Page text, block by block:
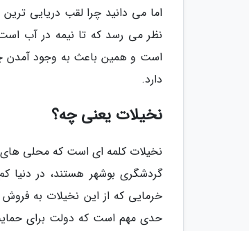
اما می دانید چرا لقب دریایی
نظر می رسد که تا نیمه در آب
دارد.
نخیلات یعنی چه؟
نخیلات کلمه ای است که محلی های
خرمایی که از این نخیلات به
حدی مهم است که دولت برای حمایت